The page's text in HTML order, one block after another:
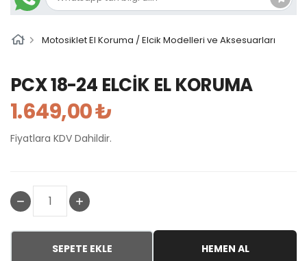
Motosiklet El Koruma / Elcik Modelleri ve Aksesuarları
PCX 18-24 ELCİK EL KORUMA
1.649,00 ₺
Fiyatlara KDV Dahildir.
SEPETE EKLE HEMEN AL